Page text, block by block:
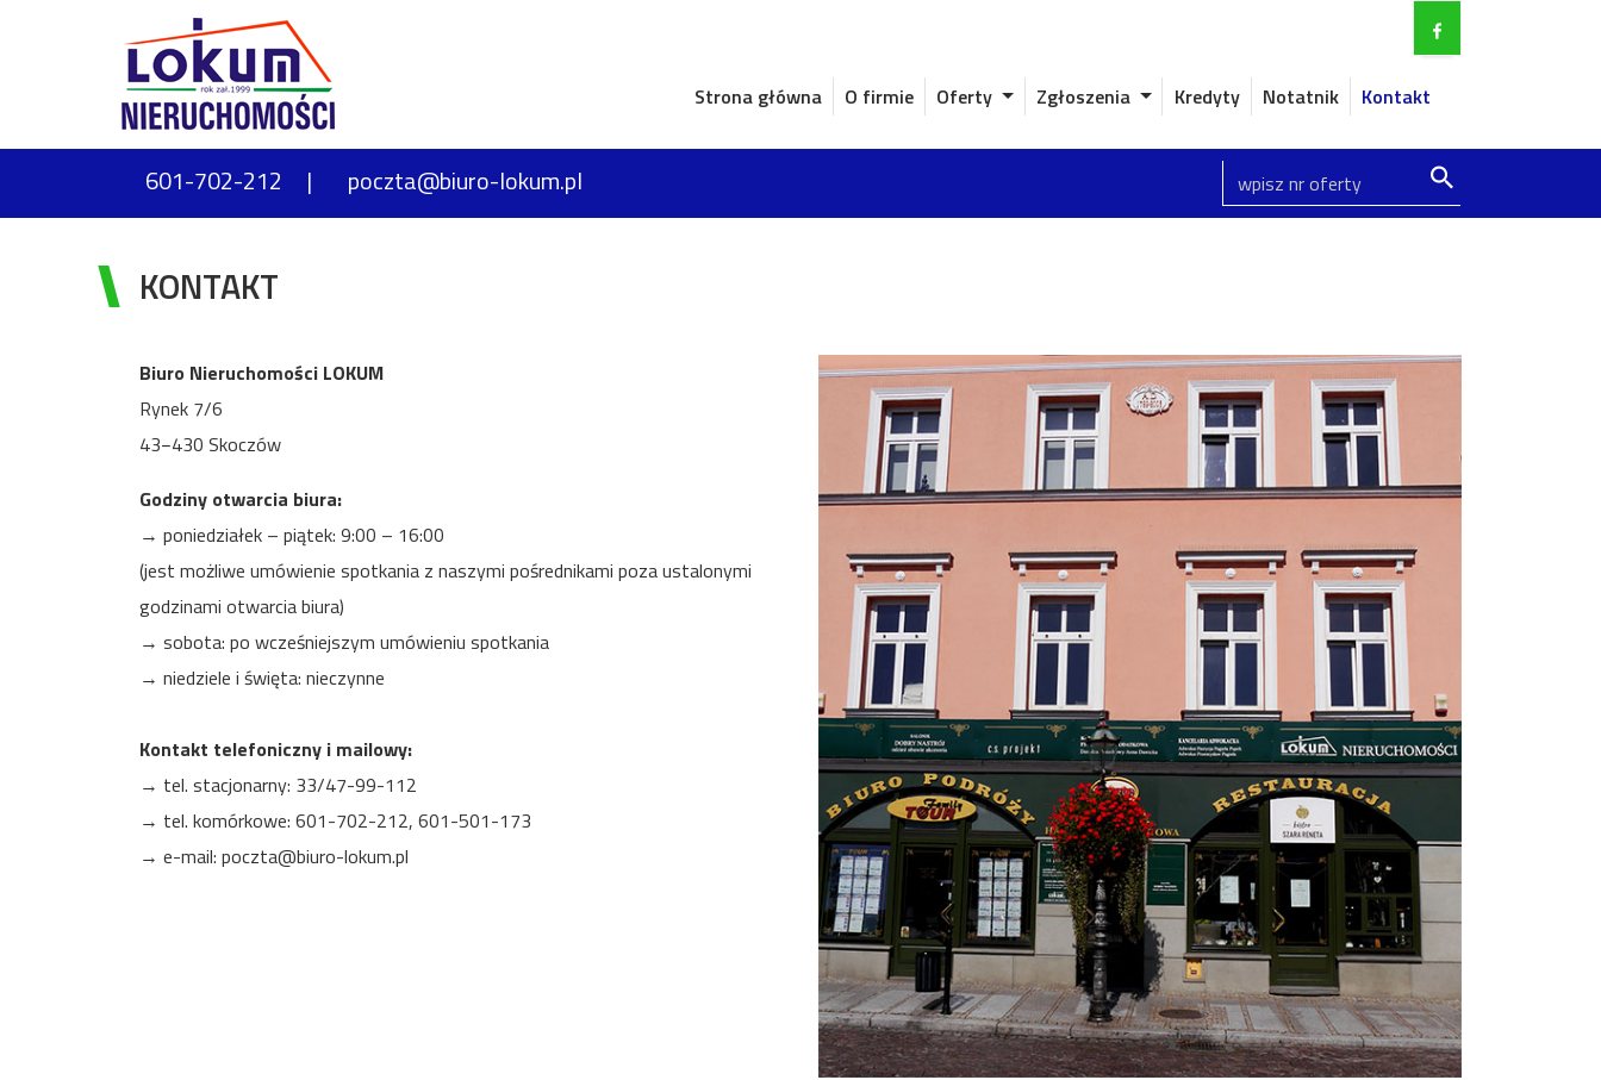
Strona główna O firmie Oferty Zgłoszenia Kredyty Notatnik Kontakt
601-702-212 poczta@biuro-lokum.pl
KONTAKT
Biuro Nieruchomości LOKUM
Rynek 7/6
43−430 Skoczów
Godziny otwarcia biura:
→ poniedziałek – piątek: 9:00 – 16:00
(jest możliwe umówienie spotkania z naszymi pośrednikami poza ustalonymi
godzinami otwarcia biura)
→ sobota: po wcześniejszym umówieniu spotkania
→ niedziele i święta: nieczynne
Kontakt telefoniczny i mailowy:
→ tel. stacjonarny: 33/47-99-112
→ tel. komórkowe: 601-702-212, 601-501-173
→ e-mail: poczta@biuro-lokum.pl